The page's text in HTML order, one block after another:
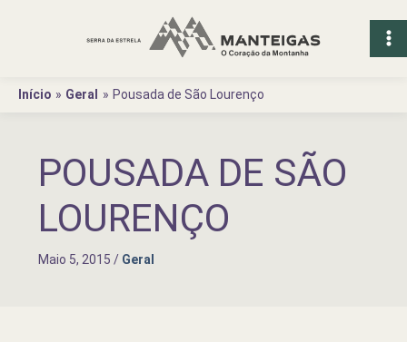
Início
Geral Pousada de São Lourenço
POUSADA DE SÃO
LOURENÇO
Maio 5, 2015 / Geral